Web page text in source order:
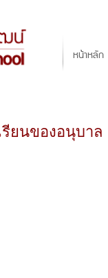
หน้าหลัก
ยนของอนุบา